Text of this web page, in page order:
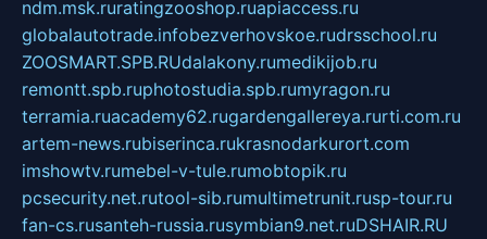
ndm.msk.ruratingzooshop.ruapiaccess.ru
globalautotrade.infobezverhovskoe.rudrsschool.ru
ZOOSMART.SPB.RUdalakony.rumedikijob.ru
remontt.spb.ruphotostudia.spb.rumyragon.ru
terramia.ruacademy62.rugardengallereya.rurti.com.ru
artem-news.rubiserinca.rukrasnodarkurort.com
imshowtv.rumebel-v-tule.rumobtopik.ru
pcsecurity.net.rutool-sib.rumultimetrunit.rusp-tour.ru
fan-cs.rusanteh-russia.rusymbian9.net.ruDSHAIR.RU